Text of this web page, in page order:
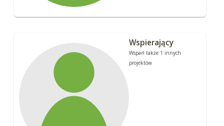
Wspierający
Wsparł także 1 innych
projektów